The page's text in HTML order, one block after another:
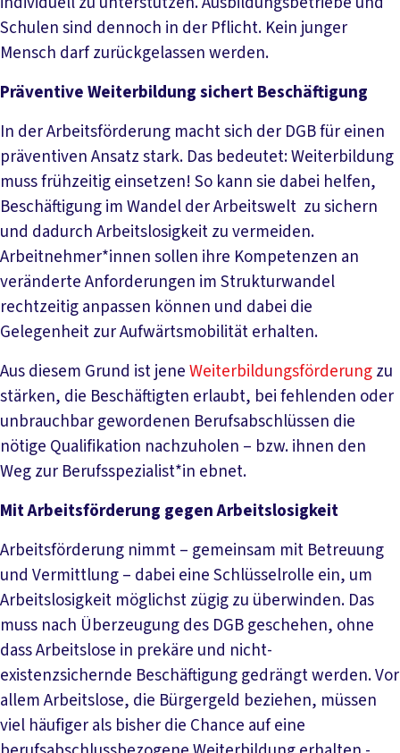
Schulen sind dennoch in der Pflicht. Kein junger
Mensch darf zurückgelassen werden.
Präventive Weiterbildung sichert Beschäftigung
In der Arbeitsförderung macht sich der DGB für einen
präventiven Ansatz stark. Das bedeutet: Weiterbildung
muss frühzeitig einsetzen! So kann sie dabei helfen,
Beschäftigung im Wandel der Arbeitswelt zu sichern
und dadurch Arbeitslosigkeit zu vermeiden.
Arbeitnehmer*innen sollen ihre Kompetenzen an
veränderte Anforderungen im Strukturwandel
rechtzeitig anpassen können und dabei die
Gelegenheit zur Aufwärtsmobilität erhalten.
Aus diesem Grund ist jeneWeiterbildungsförderungzu
stärken, die Beschäftigten erlaubt, bei fehlenden oder
unbrauchbar gewordenen Berufsabschlüssen die
nötige Qualifikation nachzuholen – bzw. ihnen den
Weg zur Berufsspezialist*in ebnet.
Mit Arbeitsförderung gegen Arbeitslosigkeit
Arbeitsförderung nimmt – gemeinsam mit Betreuung
und Vermittlung – dabei eine Schlüsselrolle ein, um
Arbeitslosigkeit möglichst zügig zu überwinden. Das
muss nach Überzeugung des DGB geschehen, ohne
dass Arbeitslose in prekäre und nicht-
existenzsichernde Beschäftigung gedrängt werden. Vor
allem Arbeitslose, die Bürgergeld beziehen, müssen
viel häufiger als bisher die Chance auf eine